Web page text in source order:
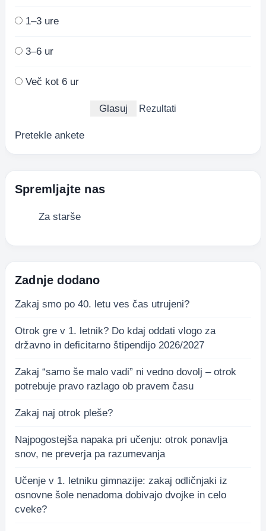
1–3 ure
3–6 ur
Več kot 6 ur
Rezultati
Pretekle ankete
Spremljajte nas
Za starše
Zadnje dodano
Zakaj smo po 40. letu ves čas utrujeni?
Otrok gre v 1. letnik? Do kdaj oddati vlogo za
državno in deficitarno štipendijo 2026/2027
Zakaj “samo še malo vadi” ni vedno dovolj – otrok
potrebuje pravo razlago ob pravem času
Zakaj naj otrok pleše?
Najpogostejša napaka pri učenju: otrok ponavlja
snov, ne preverja pa razumevanja
Učenje v 1. letniku gimnazije: zakaj odličnjaki iz
osnovne šole nenadoma dobivajo dvojke in celo
cveke?